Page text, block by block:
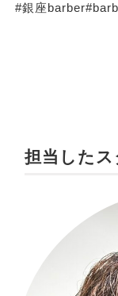
#銀座
担当したス